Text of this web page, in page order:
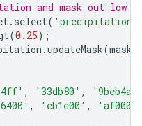
and mask out low
. select( 'precipitation'
(0.25);
.updateMask(mask
, '33db80' , '9beb4a'
, 'eb1e00' ,